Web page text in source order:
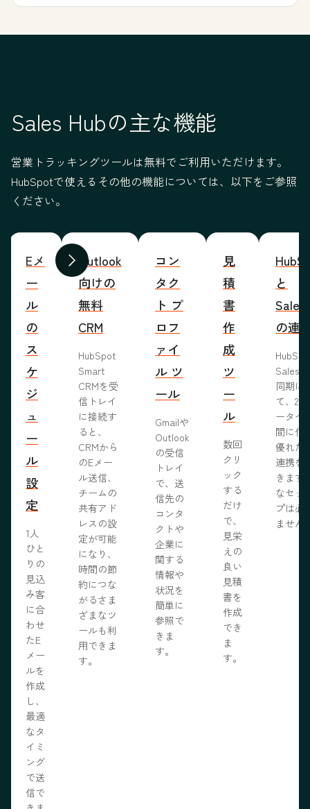
Sales Hubの主な機能
営業トラッキングツールは無料でご利用いただけます。
HubSpotで使えるその他の機能については、以下をご参照
ください。
前へ 次へ
Eメ
ー
ル
の
ス
ケ
ジ
ュ
ー
ル
設
定
1人
ひと
りの
見込
み客
に合
わせ
たE
メー
ルを
作成
し、
最適
なタ
イミ
ング
で送
信で
Outlook
向けの
無料
CRM
HubSpot
Smart
CRMを受
信トレイ
に接続す
ると、
CRMから
のEメー
ル送信、
チームの
共有アド
レスの設
定が可能
になり、
時間の節
約につな
がるさま
ざまなツ
ールも利
用できま
す。
コン
タク
ト プ
ロフ
ァイ
ル ツ
ール
Gmailや
Outlook
の受信
トレイ
で、送
信先の
コンタ
クトや
企業に
関する
情報や
状況を
簡単に
参照で
きま
す。
見
積
書
作
成
ツ
ー
ル
数回
クリ
ック
する
だけ
で、
見栄
えの
良い
見積
書を
作成
でき
ま
す。
と
の連
同期に
て、2
ータベ
間に信
優れた
連携を
きます
なセッ
プは必
ません